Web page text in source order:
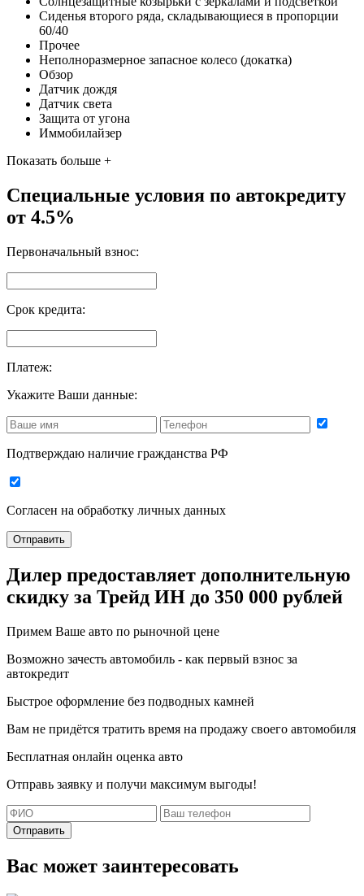
Сиденья второго ряда, складывающиеся в пропорции
60/40
Прочее
Неполноразмерное запасное колесо (докатка)
Обзор
Датчик дождя
Датчик света
Защита от угона
Иммобилайзер
Показать больше +
Специальные условия по автокредиту
от 4.5%
Первоначальный взнос:
Срок кредита:
Платеж:
Укажите Ваши данные:
Подтверждаю наличие гражданства РФ
Согласен на обработку личных данных
Отправить
Дилер предоставляет дополнительную
скидку за Трейд ИН до 350 000 рублей
Примем Ваше авто по рыночной цене
Возможно зачесть автомобиль - как первый взнос за
автокредит
Быстрое оформление без подводных камней
Вам не придётся тратить время на продажу своего автомобиля
Бесплатная онлайн оценка авто
Отправь заявку и получи максимум выгоды!
Отправить
Вас может заинтересовать